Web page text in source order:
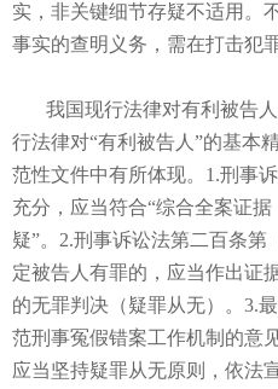
实，非关键细节存疑不适用。
事实的查明义务，需在打击犯
我国现行法律对有利被告人
行法律对“有利被告人”的基本
范性文件中有所体现。1.刑事
充分，应当符合“综合全案证
疑”。2.刑事诉讼法第二百条第
定被告人有罪的，应当作出证
的无罪判决（疑罪从无）。3.
范刑事冤假错案工作机制的意
应当坚持疑罪从无原则，依法